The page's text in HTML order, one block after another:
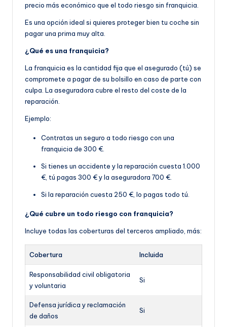
precio más económico que el todo riesgo sin franquicia.
Es una opción ideal si quieres proteger bien tu coche sin
pagar una prima muy alta.
¿Qué es una franquicia?
La franquicia es la cantidad fija que el asegurado (tú) se
compromete a pagar de su bolsillo en caso de parte con
culpa. La aseguradora cubre el resto del coste de la
reparación.
Ejemplo:
Contratas un seguro a todo riesgo con una
franquicia de 300 €.
Si tienes un accidente y la reparación cuesta 1.000
€, tú pagas 300 € y la aseguradora 700 €.
Si la reparación cuesta 250 €, lo pagas todo tú.
¿Qué cubre un todo riesgo con franquicia?
Incluye todas las coberturas del terceros ampliado, más:
Cobertura Incluida
Responsabilidad civil obligatoria
y voluntaria
Si
Defensa jurídica y reclamación
de daños
Si